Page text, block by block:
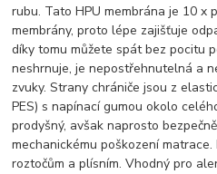
rubu. Tato HPU membrána je 10 x
membrány, proto lépe zajišťuje
díky tomu můžete spát bez pocitu
neshrnuje, je nepostřehnutelná a
zvuky. Strany chrániče jsou z
PES) s napínací gumou okolo
prodyšný, avšak naprosto
mechanickému poškození
roztočům a plísním. Vhodný pro